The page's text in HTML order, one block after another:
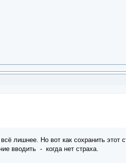
лишнее. Но вот как сохранить этот
вводить - когда нет страха.